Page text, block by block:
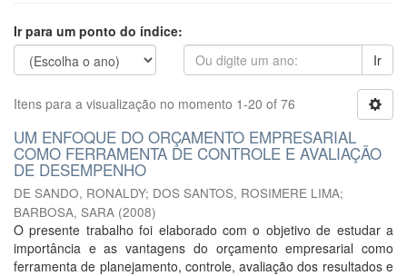
Ir para um ponto do índice:
Ir
Itens para a visualização no momento 1-20 of 76
UM ENFOQUE DO ORÇAMENTO EMPRESARIAL
COMO FERRAMENTA DE CONTROLE E AVALIAÇÃO
DE DESEMPENHO
DE SANDO, RONALDY; DOS SANTOS, ROSIMERE LIMA;
BARBOSA, SARA (2008)
O presente trabalho foi elaborado com o objetivo de estudar a
importância e as vantagens do orçamento empresarial como
ferramenta de planejamento, controle, avaliação dos resultados e